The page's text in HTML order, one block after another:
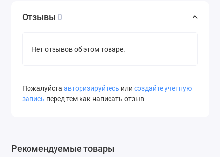
Отзывы 0
Нет отзывов об этом товаре.
Пожалуйста авторизируйтесь или создайте учетную
запись перед тем как написать отзыв
Рекомендуемые товары